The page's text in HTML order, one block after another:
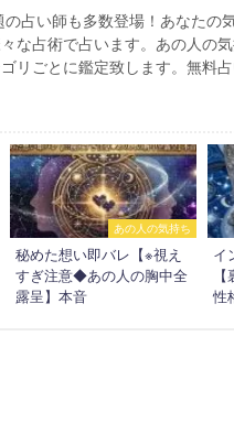
の占い師も多数登場！あなたの
々な占術で占います。あの人の
リごとに鑑定致します。無料占
あの人の気持ち
秘めた想い即バレ【※視え
すぎ注意◆あの人の胸中全
露呈】本音
イ
性